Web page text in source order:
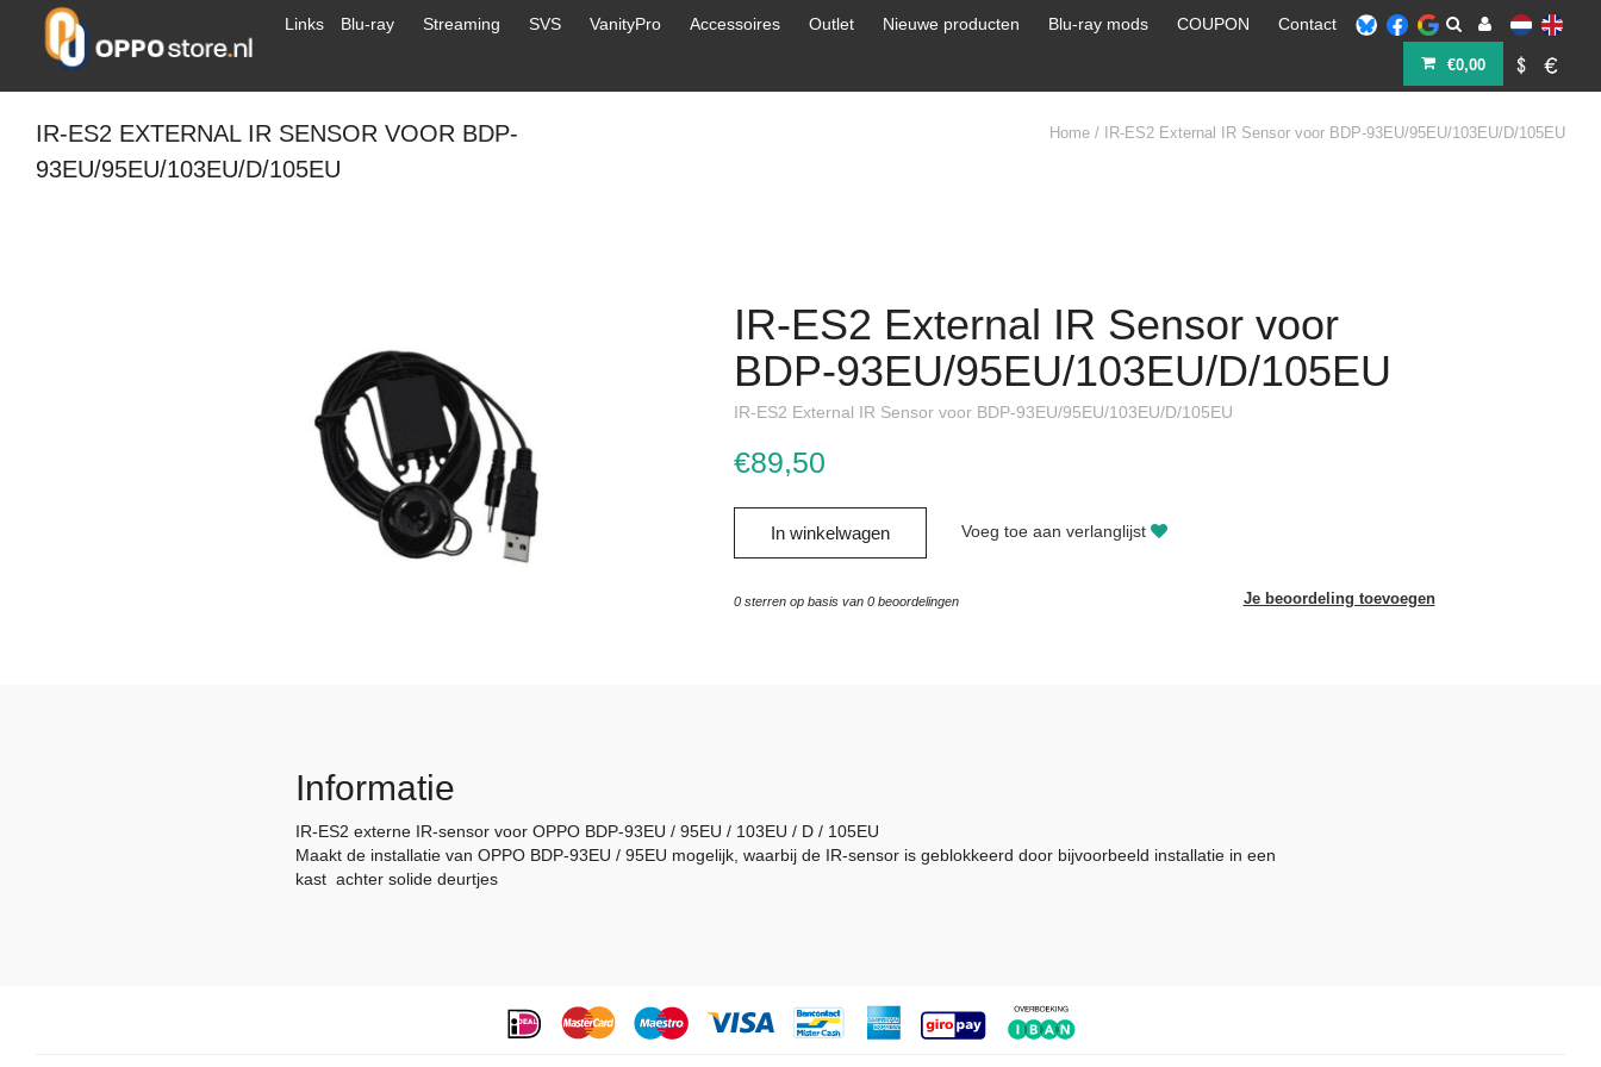
Links Blu-ray Streaming SVS VanityPro Accessoires Outlet Nieuwe producten Blu-ray mods COUPON Contact
€0,00
IR-ES2 EXTERNAL IR SENSOR VOOR BDP-
93EU/95EU/103EU/D/105EU
Home / IR-ES2 External IR Sensor voor BDP-93EU/95EU/103EU/D/105EU
IR-ES2 External IR Sensor voor
BDP-93EU/95EU/103EU/D/105EU
IR-ES2 External IR Sensor voor BDP-93EU/95EU/103EU/D/105EU
€89,50
In winkelwagen Voeg toe aan verlanglijst
0sterren op basis van 0beoordelingen Je beoordeling toevoegen
Informatie
IR-ES2 externe IR-sensor voor OPPO BDP-93EU / 95EU / 103EU / D / 105EU
Maakt de installatie van OPPO BDP-93EU / 95EU mogelijk, waarbij de IR-sensor is geblokkeerd door bijvoorbeeld installatie in een
kast achter solide deurtjes